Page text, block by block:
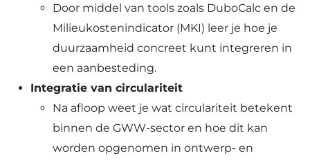
Door middel van tools zoals DuboCalc en de
Milieukostenindicator (MKI) leer je hoe je
duurzaamheid concreet kunt integreren in
een aanbesteding.
Integratie van circulariteit
Na afloop weet je wat circulariteit betekent
binnen de GWW-sector en hoe dit kan
worden opgenomen in ontwerp- en